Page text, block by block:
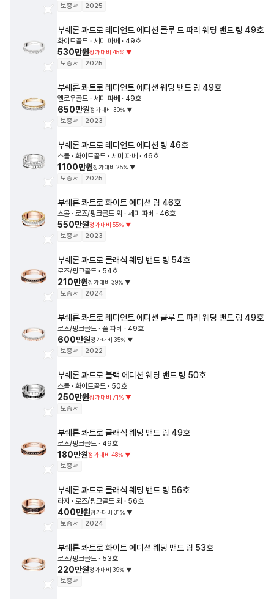
보증서 2025
부쉐론콰트로 레디언트 에디션 클루 드 파리 웨딩 밴드 링 49호
화이트골드 · 세미 파베 · 49호
530만원정가대비 45% ▼
보증서 2025
부쉐론콰트로 레디언트 에디션 웨딩 밴드 링 49호
옐로우골드 · 세미 파베 · 49호
650만원정가대비 30% ▼
보증서 2023
부쉐론콰트로 레디언트 에디션 링 46호
스몰 · 화이트골드 · 세미 파베 · 46호
1100만원정가대비 25% ▼
보증서 2025
부쉐론콰트로 화이트 에디션 링 46호
스몰 · 로즈/핑크골드 외 · 세미 파베 · 46호
550만원정가대비 55% ▼
보증서 2023
부쉐론콰트로 클래식 웨딩 밴드 링 54호
로즈/핑크골드 · 54호
210만원정가대비 39% ▼
보증서 2024
부쉐론콰트로 레디언트 에디션 클루 드 파리 웨딩 밴드 링 49호
로즈/핑크골드 · 풀 파베 · 49호
600만원정가대비 35% ▼
보증서 2022
부쉐론콰트로 블랙 에디션 웨딩 밴드 링 50호
스몰 · 화이트골드 · 50호
250만원정가대비 71% ▼
보증서
부쉐론콰트로 클래식 웨딩 밴드 링 49호
로즈/핑크골드 · 49호
180만원정가대비 48% ▼
보증서
부쉐론콰트로 클래식 웨딩 밴드 링 56호
라지 · 로즈/핑크골드 외 · 56호
400만원정가대비 31% ▼
보증서 2024
부쉐론콰트로 화이트 에디션 웨딩 밴드 링 53호
로즈/핑크골드 · 53호
220만원정가대비 39% ▼
보증서